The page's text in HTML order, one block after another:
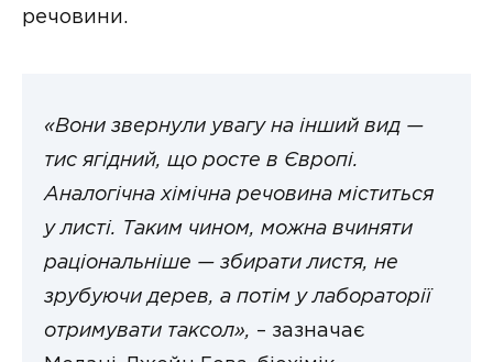
речовини.
«Вони звернули увагу на інший вид —
тис ягідний, що росте в Європі.
Аналогічна хімічна речовина міститься
у листі. Таким чином, можна вчиняти
раціональніше — збирати листя, не
зрубуючи дерев, а потім у лабораторії
отримувати таксол», – зазначає